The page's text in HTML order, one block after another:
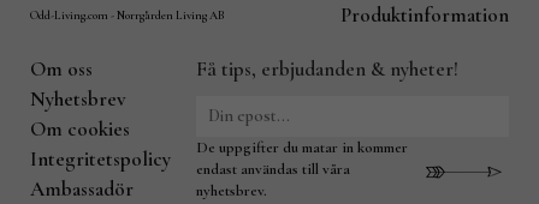
Odd-Living.com - Norrgården Living AB
Produktinformation
Om oss
Nyhetsbrev
Om cookies
Integritetspolicy
Ambassadör
Få tips, erbjudanden & nyheter!
De uppgifter du matar in kommer
endast användas till våra
nyhetsbrev.